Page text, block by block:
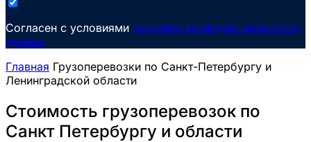
Cогласен с условиями политики конфиденциальности
данных
Главная Грузоперевозки по Санкт-Петербургу и
Ленинградской области
Стоимость грузоперевозок по
Санкт Петербургу и области